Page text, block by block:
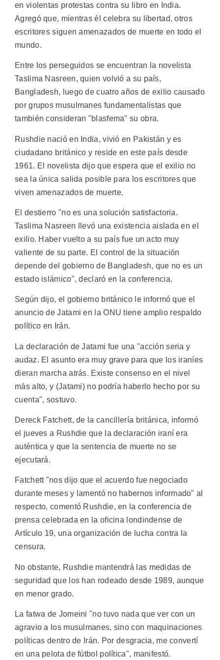
en violentas protestas contra su libro en India.
Agregó que, mientras él celebra su libertad, otros
escritores siguen amenazados de muerte en todo el
mundo.
Entre los perseguidos se encuentran la novelista
Taslima Nasreen, quien volvió a su país,
Bangladesh, luego de cuatro años de exilio causado
por grupos musulmanes fundamentalistas que
también consideran "blasfema" su obra.
Rushdie nació en India, vivió en Pakistán y es
ciudadano británico y reside en este país desde
1961. El novelista dijo que espera que el exilio no
sea la única salida posible para los escritores que
viven amenazados de muerte.
El destierro "no es una solución satisfactoria.
Taslima Nasreen llevó una existencia aislada en el
exilio. Haber vuelto a su país fue un acto muy
valiente de su parte. El control de la situación
depende del gobierno de Bangladesh, que no es un
estado islámico", declaró en la conferencia.
Según dijo, el gobierno británico le informó que el
anuncio de Jatami en la ONU tiene amplio respaldo
político en Irán.
La declaración de Jatami fue una "acción seria y
audaz. El asunto era muy grave para que los iraníes
dieran marcha atrás. Existe consenso en el nivel
más alto, y (Jatami) no podría haberlo hecho por su
cuenta", sostuvo.
Dereck Fatchett, de la cancillería británica, informó
el jueves a Rushdie que la declaración iraní era
auténtica y que la sentencia de muerte no se
ejecutará.
Fatchett "nos dijo que el acuerdo fue negociado
durante meses y lamentó no habernos informado" al
respecto, comentó Rushdie, en la conferencia de
prensa celebrada en la oficina londindense de
Artículo 19, una organización de lucha contra la
censura.
No obstante, Rushdie mantendrá las medidas de
seguridad que los han rodeado desde 1989, aunque
en menor grado.
La fatwa de Jomeini "no tuvo nada que ver con un
agravio a los musulmanes, sino con maquinaciones
políticas dentro de Irán. Por desgracia, me convertí
en una pelota de fútbol política", manifestó.